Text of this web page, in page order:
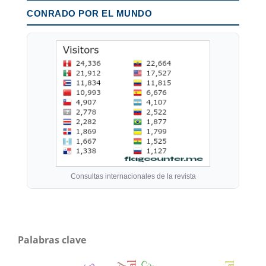
CONRADO POR EL MUNDO
Consultas internacionales de la revista
Palabras clave